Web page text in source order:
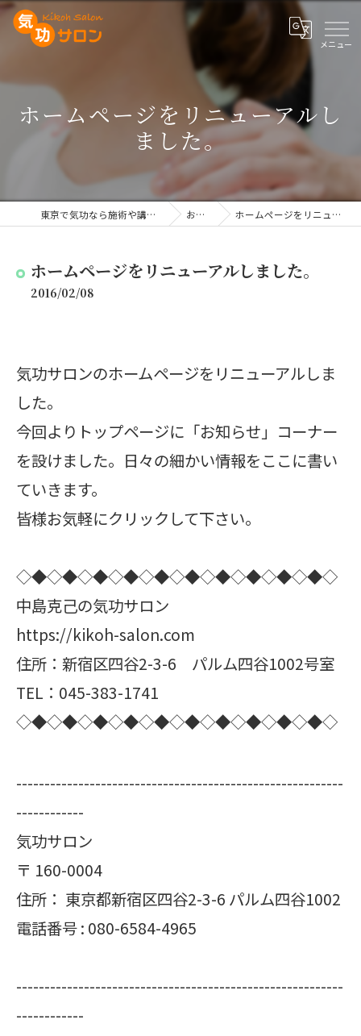
ホームページをリニューアルし
ました。
東京で気功なら施術や講座を行う気功サロン お知らせ ホームページをリニューアルしました。
ホームページをリニューアルしました。
2016/02/08
気功サロンのホームページをリニューアルしま
した。
今回よりトップページに「お知らせ」コーナー
を設けました。日々の細かい情報をここに書い
ていきます。
皆様お気軽にクリックして下さい。
◇◆◇◆◇◆◇◆◇◆◇◆◇◆◇◆◇◆◇◆◇
中島克己の気功サロン
https://kikoh-salon.com
住所：新宿区四谷2-3-6 パルム四谷1002号室
TEL：045-383-1741
◇◆◇◆◇◆◇◆◇◆◇◆◇◆◇◆◇◆◇◆◇
----------------------------------------------------------
------------
気功サロン
〒 160-0004
住所： 東京都新宿区四谷2-3-6 パルム四谷1002
電話番号 : 080-6584-4965
----------------------------------------------------------
------------